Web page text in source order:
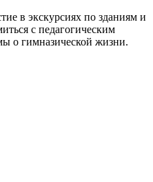
в экскурсиях по зданиям и
с педагогическим
о гимназической жизни.